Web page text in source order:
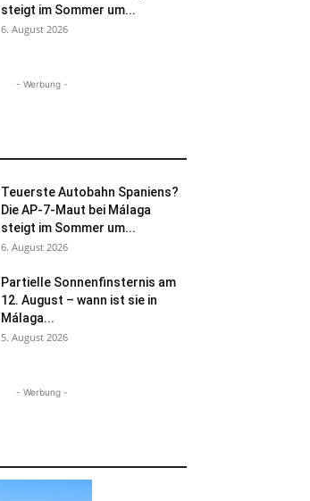
steigt im Sommer um...
6. August 2026
- Werbung -
Teuerste Autobahn Spaniens?
Die AP-7-Maut bei Málaga
steigt im Sommer um...
6. August 2026
Partielle Sonnenfinsternis am
12. August – wann ist sie in
Málaga...
5. August 2026
- Werbung -